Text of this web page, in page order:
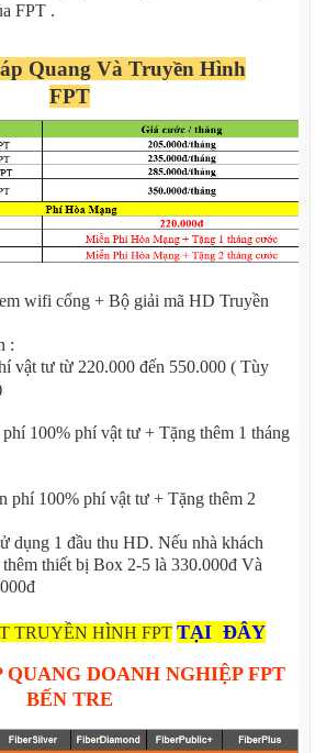
FPT .
Quang Và Truyền Hình
FPT
wifi cổng + Bộ giải mã HD Truyền
:
vật tư từ 220.000 đến 550.000 ( Tùy
100% phí vật tư + Tặng thêm 1 tháng
phí 100% phí vật tư + Tặng thêm 2
dụng 1 đầu thu HD. Nếu nhà khách
thiết bị Box 2-5 là 330.000đ Và
TRUYỀN HÌNH FPT TẠI ĐÂY
QUANG DOANH NGHIỆP FPT
BẾN TRE